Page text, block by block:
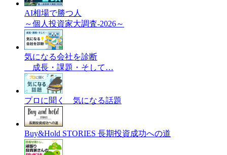
AI相場で勝つ人
～個人投資家大調査-2026～
気になる会社を診断
成長・課題・そして…
プロに聞く 気になる話題
Buy&Hold STORIES 長期投資成功への道